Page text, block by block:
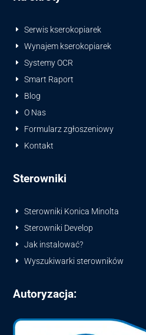
E Serwis kserokopiarek
E Wynajem kserokopiarek
E Systemy OCR
E Smart Raport
E Blog
E O Nas
E Formularz zgłoszeniowy
E Kontakt
Sterowniki
E Sterowniki Konica Minolta
E Sterowniki Develop
E Jak instalować?
E Wyszukiwarki sterowników
Autoryzacja: